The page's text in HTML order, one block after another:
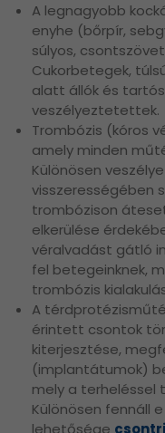
A legnagyobb
enyhe (bőrpír,
súlyos,
Cukorbetegek,
alatt állók és
veszélyeztetettek.
Trombózis (kóros
amely minden
Különösen
visszerességében
trombózison
elkerülése
véralvadást gátló
fel betegeinknek,
trombózis
A
érintett csontok
kiterjesztése,
(implantátumok)
mely a terheléssel
Különösen fennáll
lehetősége